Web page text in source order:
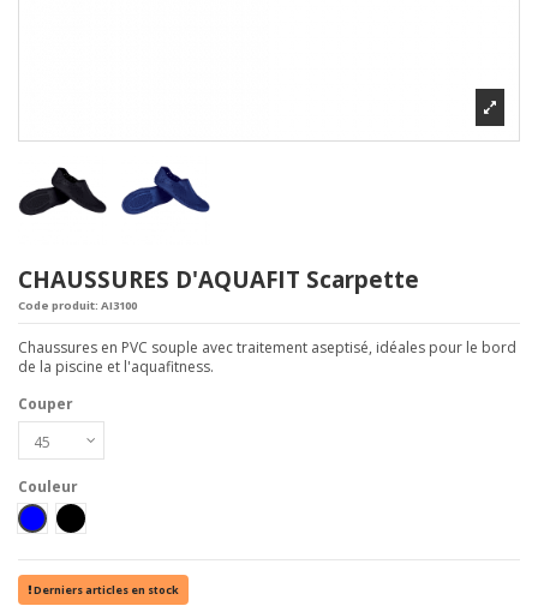
CHAUSSURES D'AQUAFIT Scarpette
Code produit: AI3100
Chaussures en PVC souple avec traitement aseptisé, idéales pour le bord
de la piscine et l'aquafitness.
Couper
Couleur
Blue
Black
Derniers articles en stock